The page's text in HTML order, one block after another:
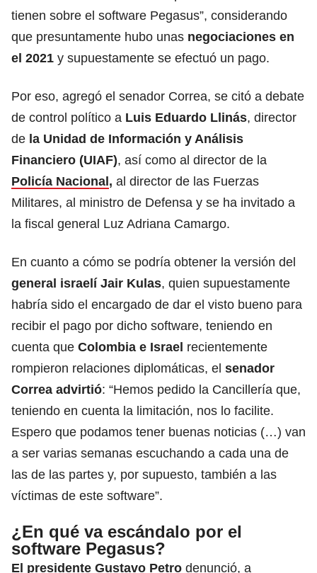
tienen sobre el software Pegasus”, considerando
que presuntamente hubo unas negociaciones en
el 2021 y supuestamente se efectuó un pago.
Por eso, agregó el senador Correa, se citó a debate
de control político a Luis Eduardo Llinás, director
de la Unidad de Información y Análisis
Financiero (UIAF), así como al director de la
Policía Nacional, al director de las Fuerzas
Militares, al ministro de Defensa y se ha invitado a
la fiscal general Luz Adriana Camargo.
En cuanto a cómo se podría obtener la versión del
general israelí Jair Kulas, quien supuestamente
habría sido el encargado de dar el visto bueno para
recibir el pago por dicho software, teniendo en
cuenta que Colombia e Israel recientemente
rompieron relaciones diplomáticas, el senador
Correa advirtió: “Hemos pedido la Cancillería que,
teniendo en cuenta la limitación, nos lo facilite.
Espero que podamos tener buenas noticias (…) van
a ser varias semanas escuchando a cada una de
las de las partes y, por supuesto, también a las
víctimas de este software”.
¿En qué va escándalo por el
software Pegasus?
El presidente Gustavo Petro denunció, a